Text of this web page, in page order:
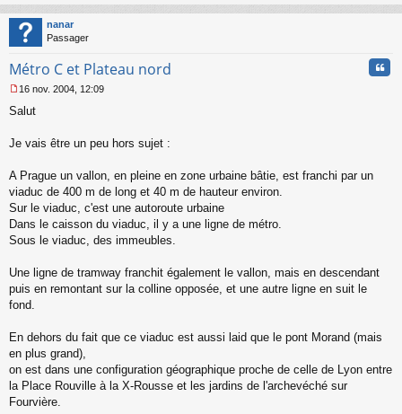
au
nanar
Passager
Métro C et Plateau nord
e
s
e
n
o
n
u
16 nov. 2004, 12:09
Salut
Je vais être un peu hors sujet :
A Prague un vallon, en pleine en zone urbaine bâtie, est franchi par un
viaduc de 400 m de long et 40 m de hauteur environ.
Sur le viaduc, c'est une autoroute urbaine
Dans le caisson du viaduc, il y a une ligne de métro.
Sous le viaduc, des immeubles.
Une ligne de tramway franchit également le vallon, mais en descendant
puis en remontant sur la colline opposée, et une autre ligne en suit le
fond.
En dehors du fait que ce viaduc est aussi laid que le pont Morand (mais
en plus grand),
on est dans une configuration géographique proche de celle de Lyon entre
la Place Rouville à la X-Rousse et les jardins de l'archevéché sur
Fourvière.